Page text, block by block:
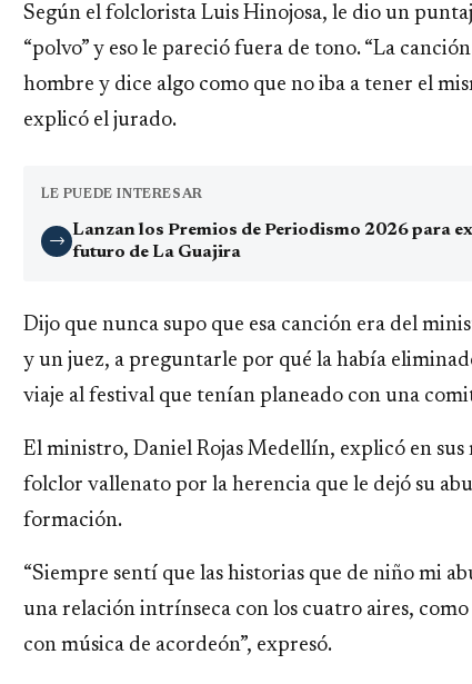
Según el folclorista Luis Hinojosa, le dio un
“polvo” y eso le pareció fuera de tono. “La
hombre y dice algo como que no iba a tener el
explicó el jurado.
LE PUEDE INTERESAR
→
Lanzan los Premios de Periodismo 2026 para
futuro de La Guajira
Dijo que nunca supo que esa canción era del
y un juez, a preguntarle por qué la había
viaje al festival que tenían planeado con una
El ministro, Daniel Rojas Medellín, explicó en sus
folclor vallenato por la herencia que le dejó su
formación.
“Siempre sentí que las historias que de niño mi
una relación intrínseca con los cuatro aires,
con música de acordeón”, expresó.